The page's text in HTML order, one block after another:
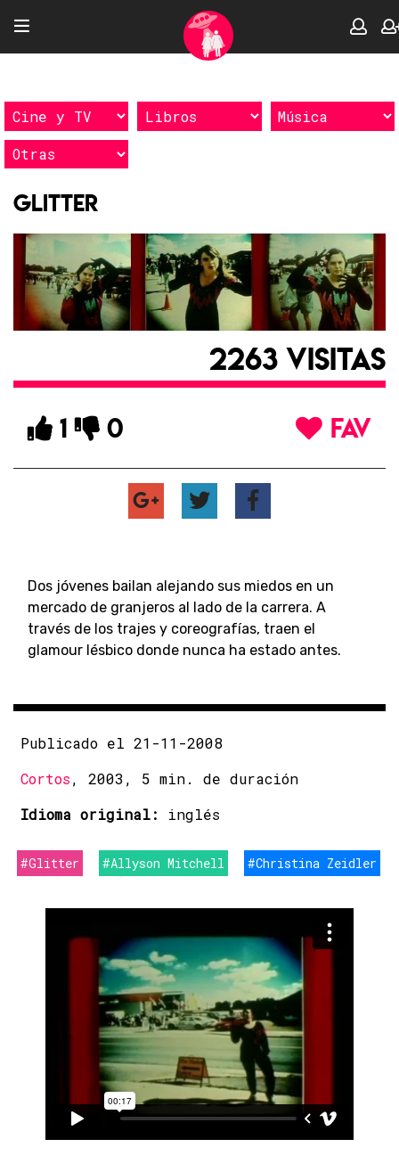
Glitter
2263 VISITAS
1 0 FAV
Dos jóvenes bailan alejando sus miedos en un
mercado de granjeros al lado de la carrera. A
través de los trajes y coreografías, traen el
glamour lésbico donde nunca ha estado antes.
Publicado el 21-11-2008
Cortos, 2003, 5 min. de duración
Idioma original: inglés
#Glitter #Allyson Mitchell #Christina Zeidler